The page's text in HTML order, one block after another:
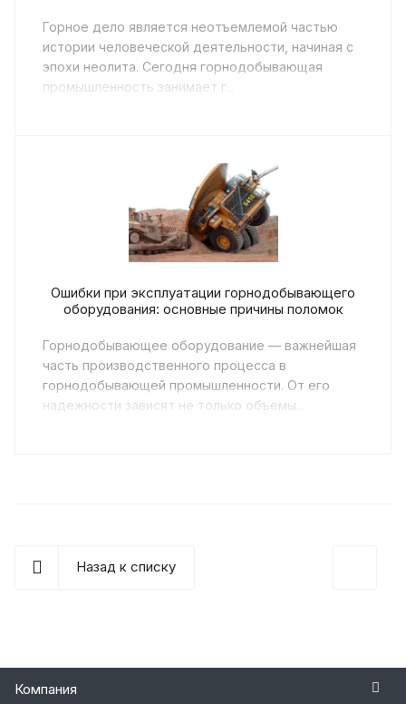
Горное дело является неотъемлемой частью
истории человеческой деятельности, начиная с
эпохи неолита. Сегодня горнодобывающая
промышленность занимает г...
Ошибки при эксплуатации горнодобывающего
оборудования: основные причины поломок
Горнодобывающее оборудование — важнейшая
часть производственного процесса в
горнодобывающей промышленности. От его
надежности зависят не только объемы...
Назад к списку
Компания